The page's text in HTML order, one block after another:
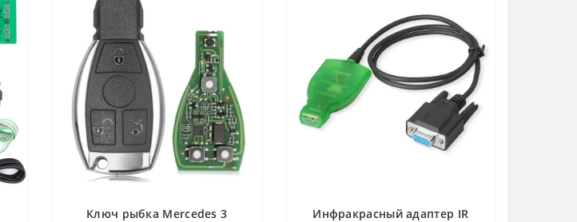
Ключ рыбка Mercedes 3
Инфракрасный адаптер IR